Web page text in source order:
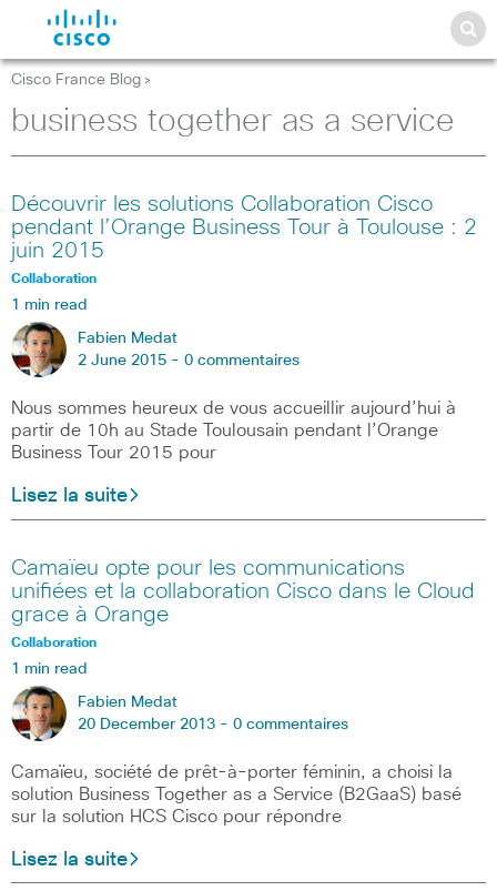
Cisco France Blog >
business together as a service
Découvrir les solutions Collaboration Cisco
pendant l’Orange Business Tour à Toulouse : 2
juin 2015
Collaboration
1 min read
Fabien Medat
2 June 2015 - 0 commentaires
Nous sommes heureux de vous accueillir aujourd’hui à
partir de 10h au Stade Toulousain pendant l’Orange
Business Tour 2015 pour
Lisez la suite
Camaïeu opte pour les communications
unifiées et la collaboration Cisco dans le Cloud
grace à Orange
Collaboration
1 min read
Fabien Medat
20 December 2013 - 0 commentaires
Camaïeu, société de prêt-à-porter féminin, a choisi la
solution Business Together as a Service (B2GaaS) basé
sur la solution HCS Cisco pour répondre
Lisez la suite